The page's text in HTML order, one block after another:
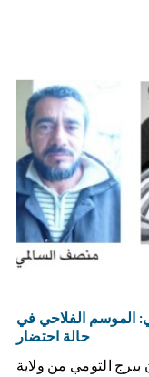
الموسم الفلاحي في
حالة احتضار
التومي من ولاية